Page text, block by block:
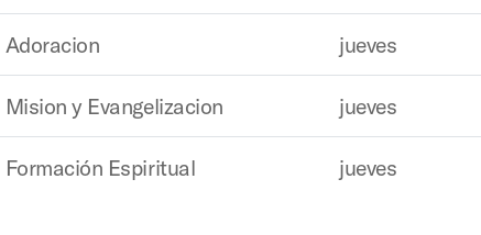
Adoracion jueves
Mision y Evangelizacion jueves
Formación Espiritual jueves